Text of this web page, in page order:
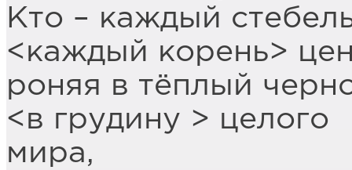
Кто – каждый
<каждый корень>
роняя в тёплый
<в грудину > целого
мира,